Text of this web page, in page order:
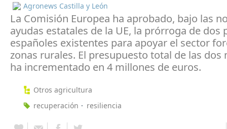
Agronews Castilla y León
La Comisión Europea ha aprobado, bajo las
ayudas estatales de la UE, la prórroga de dos
españoles existentes para apoyar el sector
zonas rurales. El presupuesto total de las dos
ha incrementado en 4 millones de euros.
Otros agricultura
recuperación
resiliencia